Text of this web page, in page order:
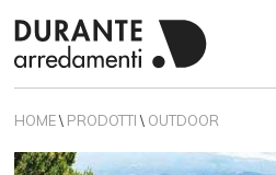
HOME\ PRODOTTI\ OUTDOOR